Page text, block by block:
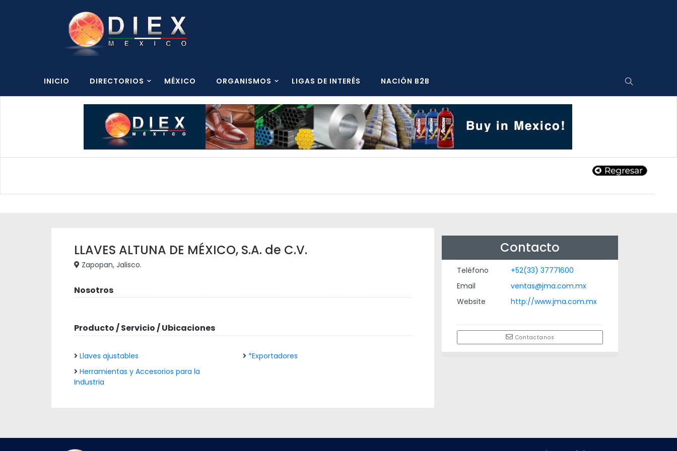
INICIO DIRECTORIOS MÉXICO ORGANISMOS LIGAS DE INTERÉS NACIÓN B2B
LLAVES ALTUNA DE MÉXICO, S.A. de C.V.
Zapopan, Jalisco.
Nosotros
Producto / Servicio / Ubicaciones
Llaves ajustables
*Exportadores
Herramientas y Accesorios para la
Industria
Contacto
Teléfono
+52(33) 37771600
Email
ventas@jma.com.mx
Website
http://www.jma.com.mx
Contactanos